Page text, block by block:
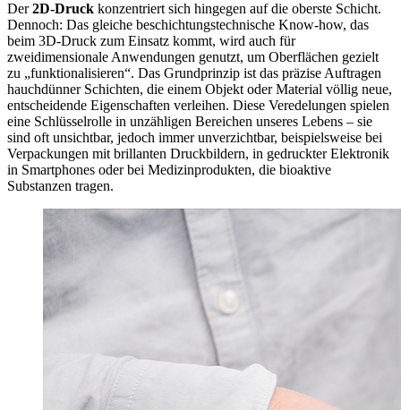
Der2D-Druck konzentriert sich hingegen auf die oberste Schicht.
Dennoch: Das gleiche beschichtungstechnische Know-how, das
beim 3D-Druck zum Einsatz kommt, wird auch für
zweidimensionale Anwendungen genutzt, um Oberflächen gezielt
zu „funktionalisieren“. Das Grundprinzip ist das präzise Auftragen
hauchdünner Schichten, die einem Objekt oder Material völlig neue,
entscheidende Eigenschaften verleihen. Diese Veredelungen spielen
eine Schlüsselrolle in unzähligen Bereichen unseres Lebens – sie
sind oft unsichtbar, jedoch immer unverzichtbar, beispielsweise bei
Verpackungen mit brillanten Druckbildern, in gedruckter Elektronik
in Smartphones oder bei Medizinprodukten, die bioaktive
Substanzen tragen.